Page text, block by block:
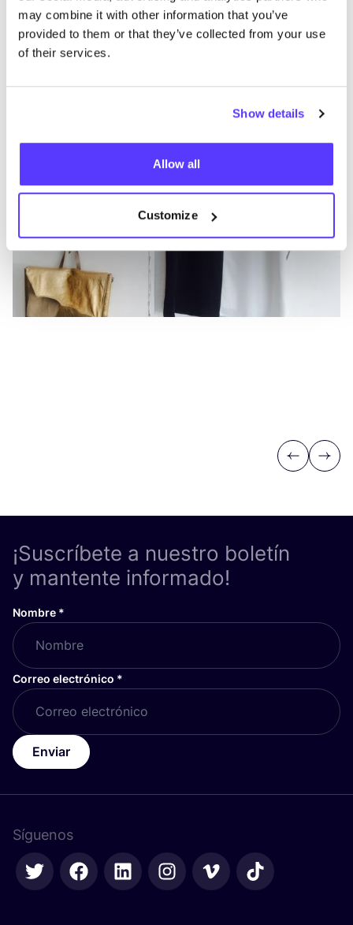
may combine it with other information that you’ve
provided to them or that they’ve collected from your use
of their services.
Show details
Allow all
Customize
Annet Veerbeek Styling
Ropa Joyería 1+
Previous
Next
¡Suscríbete a nuestro boletín
y mantente informado!
Nombre *
Correo electrónico *
Enviar
Síguenos